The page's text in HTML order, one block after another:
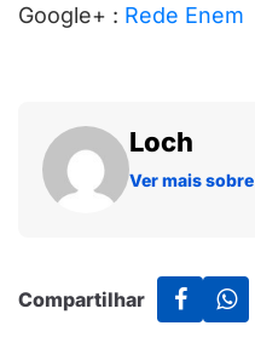
Google+ : Rede Enem
Loch
Ver mais sobre
Compartilhar